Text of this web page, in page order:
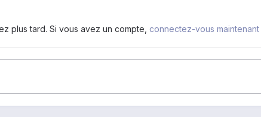
plus tard. Si vous avez un compte, connectez-vous maintenant